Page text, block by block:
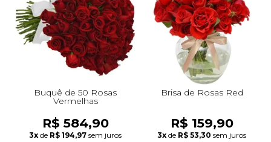
Buquê de 50 Rosas
Vermelhas
R$ 584,90
3x de R$ 194,97 sem juros
Brisa de Rosas Red
R$ 159,90
3x de R$ 53,30 sem juros